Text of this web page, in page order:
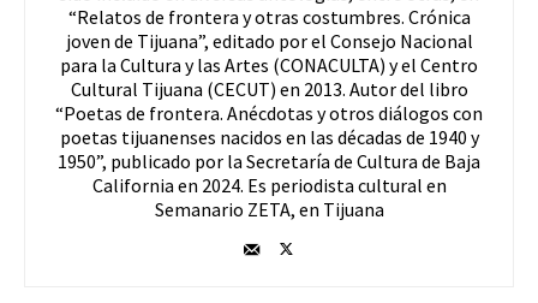
“Relatos de frontera y otras costumbres. Crónica
joven de Tijuana”, editado por el Consejo Nacional
para la Cultura y las Artes (CONACULTA) y el Centro
Cultural Tijuana (CECUT) en 2013. Autor del libro
“Poetas de frontera. Anécdotas y otros diálogos con
poetas tijuanenses nacidos en las décadas de 1940 y
1950”, publicado por la Secretaría de Cultura de Baja
California en 2024. Es periodista cultural en
Semanario ZETA, en Tijuana